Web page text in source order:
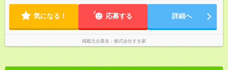
気になる！ 応募する 詳細へ
掲載元企業名 株式会社すき家